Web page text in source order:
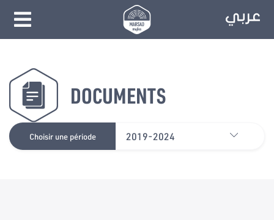
DOCUMENTS
Choisir une période 2019-2024